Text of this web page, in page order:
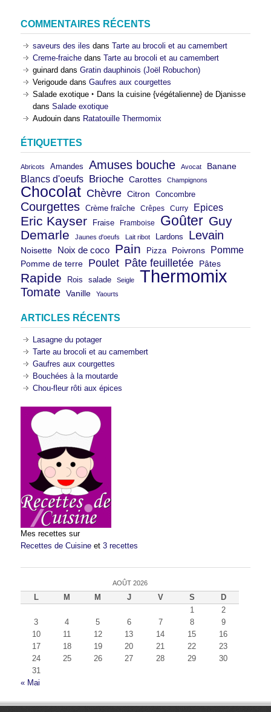
COMMENTAIRES RÉCENTS
saveurs des iles dans Tarte au brocoli et au camembert
Creme-fraiche dans Tarte au brocoli et au camembert
guinard dans Gratin dauphinois (Joël Robuchon)
Verigoude dans Gaufres aux courgettes
Salade exotique ‣ Dans la cuisine {végétalienne} de Djanisse
dans Salade exotique
Audouin dans Ratatouille Thermomix
ÉTIQUETTES
Abricots Amandes Amuses bouche Avocat Banane
Blancs d'oeufs Brioche Carottes Champignons
Chocolat Chèvre Citron Concombre
Courgettes Crème fraîche Crêpes Curry Epices
Eric Kayser Fraise Framboise Goûter Guy
Demarle
Jaunes d'oeufs Lait ribot Lardons Levain
Noisette Noix de coco Pain Pizza Poivrons Pomme
Pomme de terre Poulet Pâte feuilletée Pâtes
Rapide Rois salade Seigle Thermomix
Tomate Vanille Yaourts
ARTICLES RÉCENTS
Lasagne du potager
Tarte au brocoli et au camembert
Gaufres aux courgettes
Bouchées à la moutarde
Chou-fleur rôti aux épices
Mes recettes sur
Recettes de Cuisine et 3 recettes
AOÛT 2026
L M M J V S
D
1
2
3
4 5 6 7 8
9
10
11 12 13 14 15
16
17
18 19 20 21 22
23
24
25 26 27 28 29
30
31
« Mai